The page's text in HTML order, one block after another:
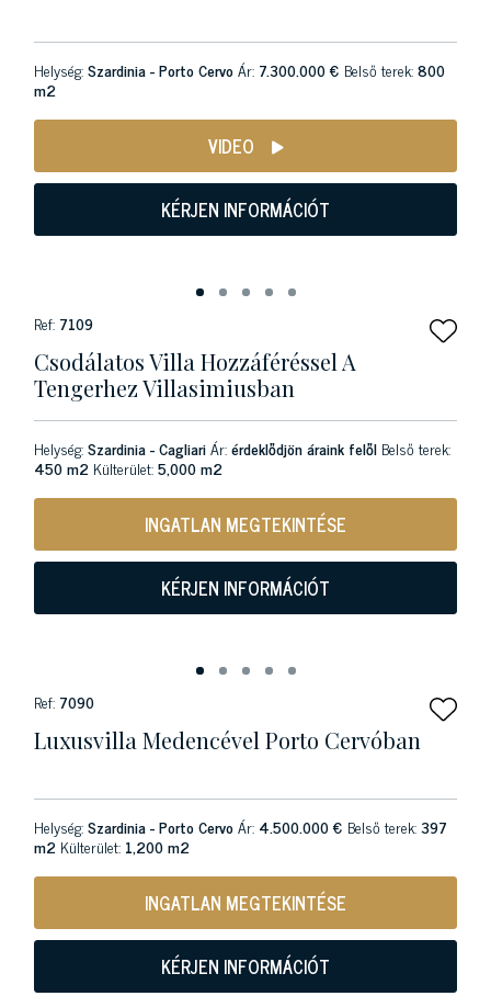
Helység:Szardinia - Porto CervoÁr: 7.300.000 € Belső terek:800
m2
VIDEO
KÉRJEN INFORMÁCIÓT
Ref: 7109
Csodálatos Villa Hozzáféréssel A
Tengerhez Villasimiusban
Helység:Szardinia - CagliariÁr:érdeklődjön áraink felől Belső terek:
450 m2 Külterület:5,000 m2
INGATLAN MEGTEKINTÉSE
KÉRJEN INFORMÁCIÓT
Ref: 7090
Luxusvilla Medencével Porto Cervóban
Helység:Szardinia - Porto CervoÁr: 4.500.000 € Belső terek:397
m2 Külterület: 1,200 m2
INGATLAN MEGTEKINTÉSE
KÉRJEN INFORMÁCIÓT